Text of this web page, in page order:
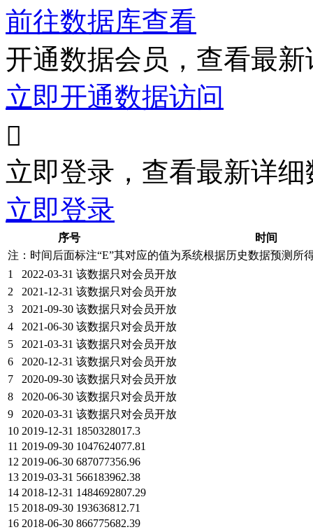
前往数据库查看
开通数据会员，查看最
立即开通数据访问

立即登录，查看最新详细
立即登录
序号
时间
注：时间后面标注“E”其对应的值为系统根据历史数据预测所
1
2022-03-31 该数据只对会员开放
2
2021-12-31 该数据只对会员开放
3
2021-09-30 该数据只对会员开放
4
2021-06-30 该数据只对会员开放
5
2021-03-31 该数据只对会员开放
6
2020-12-31 该数据只对会员开放
7
2020-09-30 该数据只对会员开放
8
2020-06-30 该数据只对会员开放
9
2020-03-31 该数据只对会员开放
10 2019-12-31 1850328017.3
11 2019-09-30 1047624077.81
12 2019-06-30 687077356.96
13 2019-03-31 566183962.38
14 2018-12-31 1484692807.29
15 2018-09-30 193636812.71
16 2018-06-30 866775682.39